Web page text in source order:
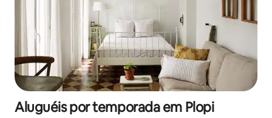
Aluguéis por temporada em Plopi